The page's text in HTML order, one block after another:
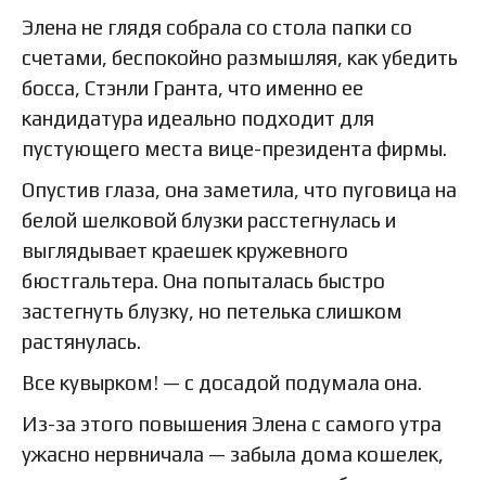
Элена не глядя собрала со стола папки со
счетами, беспокойно размышляя, как убедить
босса, Стэнли Гранта, что именно ее
кандидатура идеально подходит для
пустующего места вице-президента фирмы.
Опустив глаза, она заметила, что пуговица на
белой шелковой блузки расстегнулась и
выглядывает краешек кружевного
бюстгальтера. Она попыталась быстро
застегнуть блузку, но петелька слишком
растянулась.
Все кувырком! — с досадой подумала она.
Из-за этого повышения Элена с самого утра
ужасно нервничала — забыла дома кошелек,